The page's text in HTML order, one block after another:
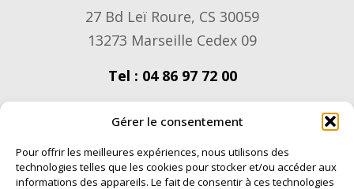
Gérer le consentement
Pour offrir les meilleures expériences, nous utilisons des
technologies telles que les cookies pour stocker et/ou accéder aux
informations des appareils. Le fait de consentir à ces technologies
27 Bd Leï Roure, CS 30059
13273 Marseille Cedex 09
Tel : 04 86 97 72 00
Nous contacter, comment venir ?
Nous rejoindre